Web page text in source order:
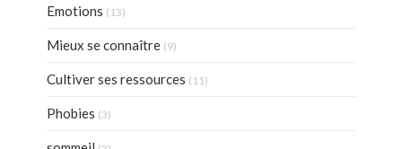
Emotions (13)
Mieux se connaître (9)
Cultiver ses ressources (11)
Phobies (3)